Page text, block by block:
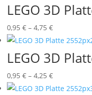
LEGO 3D
0,95 € – 4,75 €Preisspanne:
0,95 €
bis
4,75 €
LEGO 3D
0,95 € – 4,25 €Preisspanne:
0,95 €